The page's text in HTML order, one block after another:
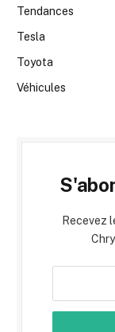
Tendances
Tesla
Toyota
Véhicules
Recevez